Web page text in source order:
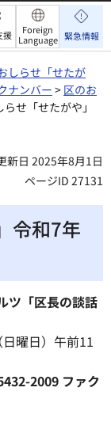
援
Foreign
Language 緊急情報
しらせ「せたが
ナンバー > 区のお
せ「せたがや」
新日 2025年8月1日
ページID 27131
令和7年
ツ「区長の談話
曜日）午前11
2009 ファク